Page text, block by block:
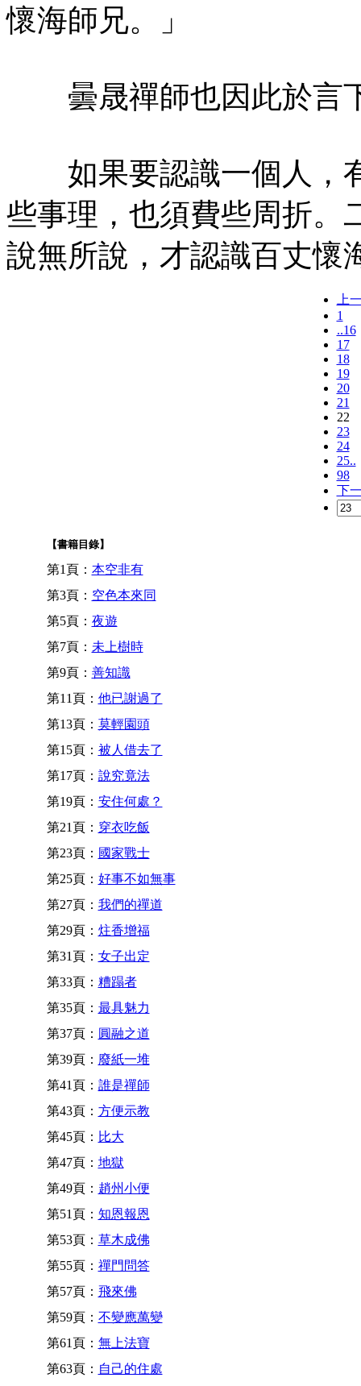
懷海師兄。」
曇晟禪師也因此於言
如果要認識一個人，
些事理，也須費些周折。
說無所說，才認識百丈懷
上
1
..16
17
18
19
20
21
22
23
24
25..
98
下
【書籍目錄】
第1頁： 本空非有
第3頁： 空色本來同
第5頁： 夜遊
第7頁： 未上樹時
第9頁： 善知識
第11頁： 他已謝過了
第13頁： 莫輕園頭
第15頁： 被人借去了
第17頁： 說究竟法
第19頁： 安住何處？
第21頁： 穿衣吃飯
第23頁： 國家戰士
第25頁： 好事不如無事
第27頁： 我們的禪道
第29頁： 炷香增福
第31頁： 女子出定
第33頁： 糟蹋者
第35頁： 最具魅力
第37頁： 圓融之道
第39頁： 廢紙一堆
第41頁： 誰是禪師
第43頁： 方便示教
第45頁： 比大
第47頁： 地獄
第49頁： 趙州小便
第51頁： 知恩報恩
第53頁： 草木成佛
第55頁： 禪門問答
第57頁： 飛來佛
第59頁： 不變應萬變
第61頁： 無上法寶
第63頁： 自己的住處